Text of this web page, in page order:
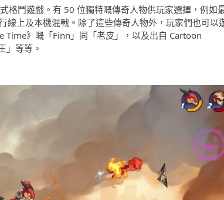
格鬥遊戲。有 50 位獨特嘅傳奇人物供玩家選擇，例如
線上及本機混戰。除了這些傳奇人物外，玩家們也可以
》嘅「Finn」同「老皮」，以及出自 Cartoon
」等等。